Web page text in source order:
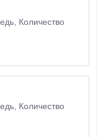
Количество
Количество